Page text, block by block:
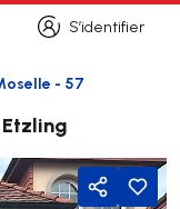
S’identifier
S’identifier
- 57
Partager